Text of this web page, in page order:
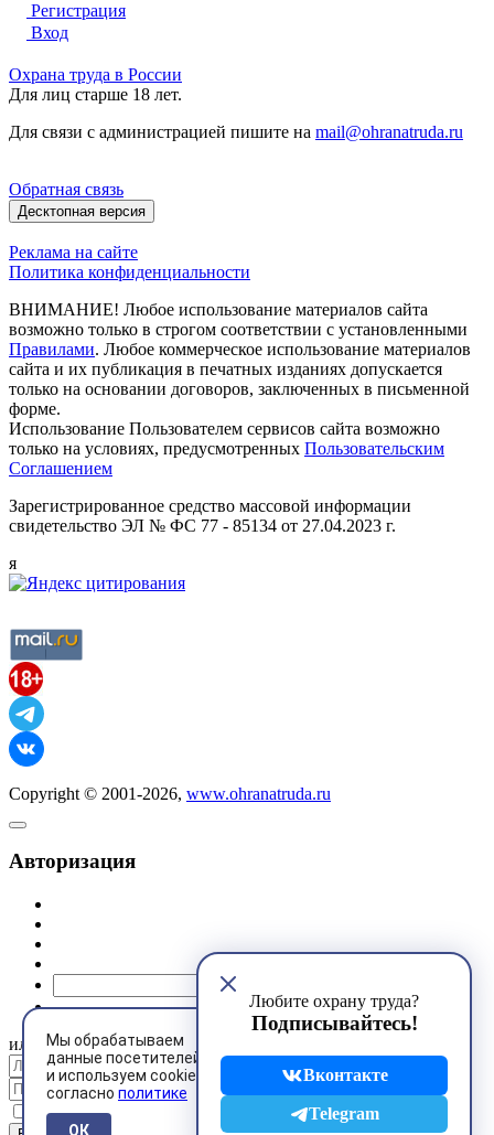
Регистрация
Вход
Мы обрабатываем
данные посетителей
и используем cookies
согласно политике
ОК
Любите охрану труда?
Подписывайтесь!
Вконтакте
Telegram
Охрана труда в России
Для лиц старше 18 лет.
Для связи с администрацией пишите на mail@ohranatruda.ru
Обратная связь
Десктопная версия
Реклама на сайте
Политика конфиденциальности
ВНИМАНИЕ! Любое использование материалов сайта
возможно только в строгом соответствии с установленными
Правилами. Любое коммерческое использование материалов
сайта и их публикация в печатных изданиях допускается
только на основании договоров, заключенных в письменной
форме.
Использование Пользователем сервисов сайта возможно
только на условиях, предусмотренных Пользовательским
Соглашением
Зарегистрированное средство массовой информации
свидетельство ЭЛ № ФС 77 - 85134 от 27.04.2023 г.
я
Copyright © 2001-2026, www.ohranatruda.ru
Авторизация
или
Запомнить меня